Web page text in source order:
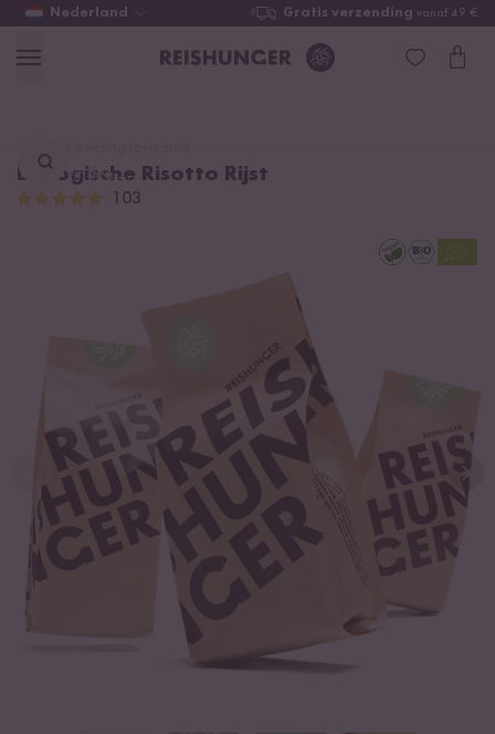
Nederland Gratis verzending vanaf 49 €
vinden ...
Biologische Risotto Rijst
103